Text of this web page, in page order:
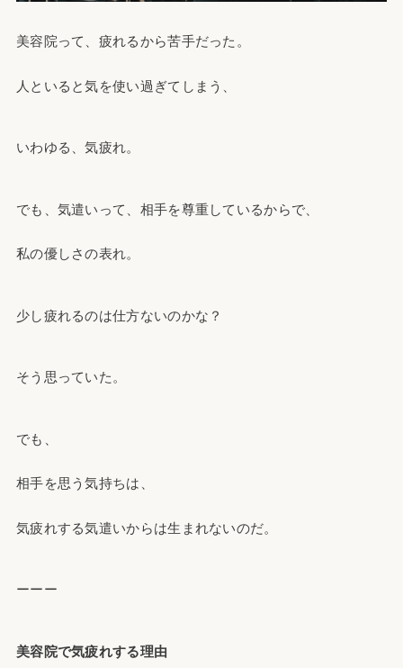
美容院って、疲れるから苦手だった。
人といると気を使い過ぎてしまう、
いわゆる、気疲れ。
でも、気遣いって、相手を尊重しているからで、
私の優しさの表れ。
少し疲れるのは仕方ないのかな？
そう思っていた。
でも、
相手を思う気持ちは、
気疲れする気遣いからは生まれないのだ。
ーーー
美容院で気疲れする理由